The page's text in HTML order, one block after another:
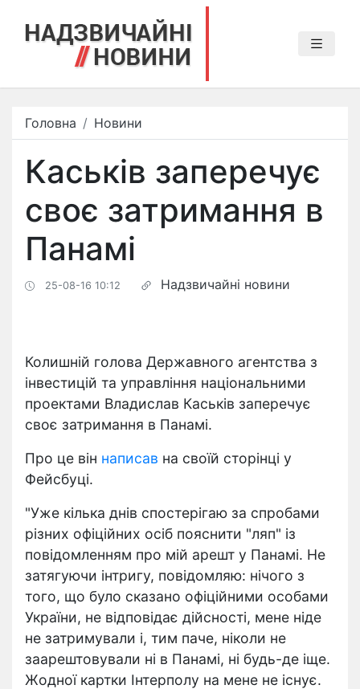
Головна Новини
Каськів заперечує
своє затримання в
Панамі
25-08-16 10:12 Надзвичайні новини
Колишній голова Державного агентства з
інвестицій та управління національними
проектами Владислав Каськів заперечує
своє затримання в Панамі.
Про це він написав на своїй сторінці у
Фейсбуці.
"Уже кілька днів спостерігаю за спробами
різних офіційних осіб пояснити "ляп" із
повідомленням про мій арешт у Панамі. Не
затягуючи інтригу, повідомляю: нічого з
того, що було сказано офіційними особами
України, не відповідає дійсності, мене ніде
не затримували і, тим паче, ніколи не
заарештовували ні в Панамі, ні будь-де іще.
Жодної картки Інтерполу на мене не існує.